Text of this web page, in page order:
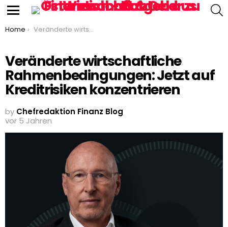
You are here:
Home Veränderte wirtschaftliche Rahmenbedingungen: Jetzt auf Kreditrisiken konzentrieren
Veränderte wirtschaftliche
Rahmenbedingungen: Jetzt auf
Kreditrisiken konzentrieren
by Chefredaktion Finanz Blog
vor 5 Jahren